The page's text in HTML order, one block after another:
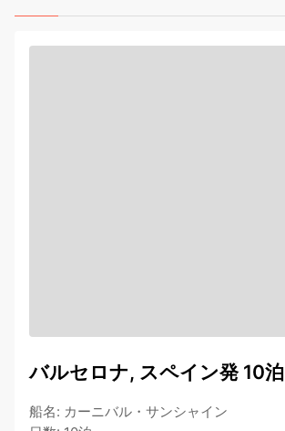
バルセロナ, スペイン発 10泊
船名: カーニバル・サンシャイン